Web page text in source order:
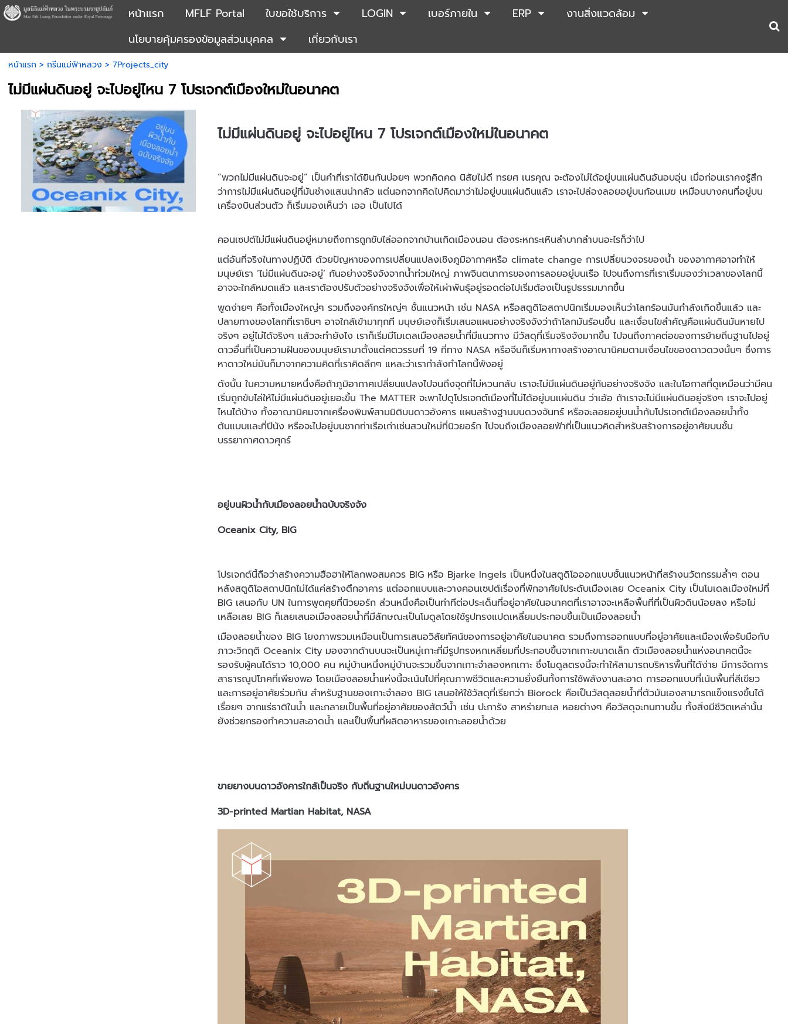
หน้าแรก MFLF Portal ใบขอใช้บริการ LOGIN เบอร์ภายใน ERP
งานสิ่งแวดล้อม
นโยบายคุ้มครองข้อมูลส่วนบุคคล
เกี่ยวกับเรา
หน้าแรก > กรีนแม่ฟ้าหลวง > 7Projects_city
ไม่มีแผ่นดินอยู่ จะไปอยู่ไหน 7 โปรเจกต์เมืองใหม่ในอนาคต
ไม่มีแผ่นดินอยู่ จะไปอยู่ไหน 7 โปรเจกต์เมืองใหม่ในอนาคต
“พวกไม่มีแผ่นดินจะอยู่” เป็นคำที่เราได้ยินกันบ่อยๆ พวกคิดคด นิสัยไม่ดี ทรยศ เนรคุณ จะต้องไม่ได้อยู่บนแผ่นดินอันอบอุ่น เมื่อก่อนเราคงรู้สึก
ว่าการไม่มีแผ่นดินอยู่ที่มันช่างแสนน่ากลัว แต่นอกจากคิดไปคิดมาว่าไม่อยู่บนแผ่นดินแล้ว เราจะไปล่องลอยอยู่บนก้อนเมฆ เหมือนบางคนที่อยู่บน
เครื่องบินส่วนตัว ก็เริ่มมองเห็นว่า เออ เป็นไปได้
คอนเซปต์ไม่มีแผ่นดินอยู่หมายถึงการถูกขับไล่ออกจากบ้านเกิดเมืองนอน ต้องระหกระเหินลำบากลำบนอะไรก็ว่าไป
แต่อันที่จริงในทางปฏิบัติ ด้วยปัญหาของการเปลี่ยนแปลงเชิงภูมิอากาศหรือ climate change การเปลี่ยนวงจรของน้ำ ของอากาศอาจทำให้
มนุษย์เรา ‘ไม่มีแผ่นดินจะอยู่’ กันอย่างจริงจังจากน้ำท่วมใหญ่ ภาพจินตนาการของการลอยอยู่บนเรือ ไปจนถึงการที่เราเริ่มมองว่าเวลาของโลกนี้
อาจจะใกล้หมดแล้ว และเราต้องปรับตัวอย่างจริงจังเพื่อให้เผ่าพันธุ์อยู่รอดต่อไปเริ่มต้องเป็นรูปธรรมมากขึ้น
พูดง่ายๆ คือทั้งเมืองใหญ่ๆ รวมถึงองค์กรใหญ่ๆ ชั้นแนวหน้า เช่น NASA หรือสตูดิโอสถาปนิกเริ่มมองเห็นว่าโลกร้อนมันกำลังเกิดขึ้นแล้ว และ
ปลายทางของโลกที่เราชินๆ อาจใกล้เข้ามาทุกที มนุษย์เองก็เริ่มเสนอแผนอย่างจริงจังว่าถ้าโลกมันร้อนขึ้น และเงื่อนไขสำคัญคือแผ่นดินมันหายไป
จริงๆ อยู่ไม่ได้จริงๆ แล้วจะทำยังไง เราก็เริ่มมีโมเดลเมืองลอยน้ำที่มีแนวทาง มีวัสดุที่เริ่มจริงจังมากขึ้น ไปจนถึงภาคต่อของการย้ายถิ่นฐานไปอยู่
ดาวอื่นที่เป็นความฝันของมนุษย์เรามาตั้งแต่ศตวรรษที่ 19 ที่ทาง NASA หรือจีนก็เริ่มหาทางสร้างอาณานิคมตามเงื่อนไขของดาวดวงนั้นๆ ซึ่งการ
หาดาวใหม่มันก็มาจากความคิดที่เราคิดลึกๆ แหละว่าเรากำลังทำโลกนี้พังอยู่
ดังนั้น ในความหมายหนึ่งคือถ้าภูมิอากาศเปลี่ยนแปลงไปจนถึงจุดที่ไม่หวนกลับ เราจะไม่มีแผ่นดินอยู่กันอย่างจริงจัง และในโอกาสที่ดูเหมือนว่ามีคน
เริ่มถูกขับไล่ให้ไม่มีแผ่นดินอยู่เยอะขึ้น The MATTER จะพาไปดูโปรเจกต์เมืองที่ไม่ได้อยู่บนแผ่นดิน ว่าเอ้อ ถ้าเราจะไม่มีแผ่นดินอยู่จริงๆ เราจะไปอยู่
ไหนได้บ้าง ทั้งอาณานิคมจากเครื่องพิมพ์สามมิติบนดาวอังคาร แผนสร้างฐานบนดวงจันทร์ หรือจะลอยอยู่บนน้ำกับโปรเจกต์เมืองลอยน้ำทั้ง
ต้นแบบและที่ปีนัง หรือจะไปอยู่บนซากท่าเรือเก่าเช่นสวนใหม่ที่นิวยอร์ก ไปจนถึงเมืองลอยฟ้าที่เป็นแนวคิดสำหรับสร้างการอยู่อาศัยบนชั้น
บรรยากาศดาวศุกร์
อยู่บนผิวน้ำกับเมืองลอยน้ำฉบับจริงจัง
Oceanix City, BIG
โปรเจกต์นี้ถือว่าสร้างความฮือฮาให้โลกพอสมควร BIG หรือ Bjarke Ingels เป็นหนึ่งในสตูดิโอออกแบบชั้นแนวหน้าที่สร้างนวัตกรรมล้ำๆ ตอน
หลังสตูดิโอสถาปนิกไม่ได้แค่สร้างตึกอาคาร แต่ออกแบบและวางคอนเซปต์เรื่องที่พักอาศัยไประดับเมืองเลย Oceanix City เป็นโมเดลเมืองใหม่ที่
BIG เสนอกับ UN ในการพูดคุยที่นิวยอร์ก ส่วนหนึ่งคือเป็นท่าทีต่อประเด็นที่อยู่อาศัยในอนาคตที่เราอาจจะเหลือพื้นที่ที่เป็นผิวดินน้อยลง หรือไม่
เหลือเลย BIG ก็เลยเสนอเมืองลอยน้ำที่มีลักษณะเป็นโมดูลโดยใช้รูปทรงแปดเหลี่ยมประกอบขึ้นเป็นเมืองลอยน้ำ
เมืองลอยน้ำของ BIG โยงภาพรวมเหมือนเป็นการเสนอวิสัยทัศน์ของการอยู่อาศัยในอนาคต รวมถึงการออกแบบที่อยู่อาศัยและเมืองเพื่อรับมือกับ
ภาวะวิกฤติ Oceanix City มองจากด้านบนจะเป็นหมู่เกาะที่มีรูปทรงหกเหลี่ยมที่ประกอบขึ้นจากเกาะขนาดเล็ก ตัวเมืองลอยน้ำแห่งอนาคตนี้จะ
รองรับผู้คนได้ราว 10,000 คน หมู่บ้านหนึ่งหมู่บ้านจะรวมขึ้นจากเกาะจำลองหกเกาะ ซึ่งโมดูลตรงนี้จะทำให้สามารถบริหารพื้นที่ได้ง่าย มีการจัดการ
สาธารณูปโภคที่เพียงพอ โดยเมืองลอยน้ำแห่งนี้จะเน้นไปที่คุณภาพชีวิตและความยั่งยืนทั้งการใช้พลังงานสะอาด การออกแบบที่เน้นพื้นที่สีเขียว
และการอยู่อาศัยร่วมกัน สำหรับฐานของเกาะจำลอง BIG เสนอให้ใช้วัสดุที่เรียกว่า Biorock คือเป็นวัสดุลอยน้ำที่ตัวมันเองสามารถแข็งแรงขึ้นได้
เรื่อยๆ จากแร่ธาติในน้ำ และกลายเป็นพื้นที่อยู่อาศัยของสัตว์น้ำ เช่น ปะการัง สาหร่ายทะเล หอยต่างๆ คือวัสดุจะทนทานขึ้น ทั้งสิ่งมีชีวิตเหล่านั้น
ยังช่วยกรองทำความสะอาดน้ำ และเป็นพื้นที่ผลิตอาหารของเกาะลอยน้ำด้วย
ขายยางบนดาวอังคารใกล้เป็นจริง กับถิ่นฐานใหม่บนดาวอังคาร
3D-printed Martian Habitat, NASA